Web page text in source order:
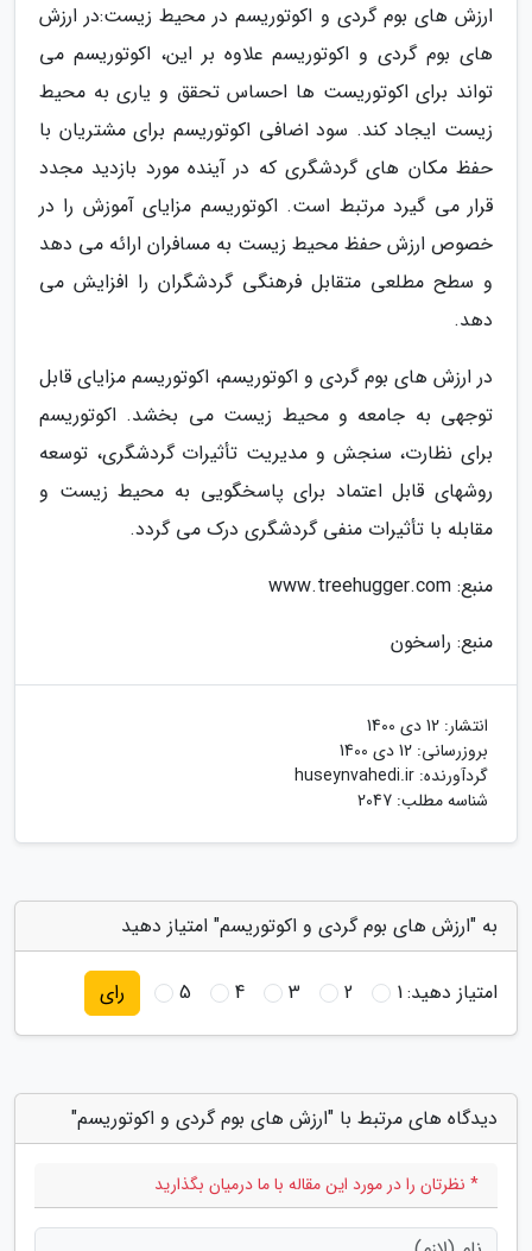
ارزش های بوم گردی و اکوتوریسم در محیط زیست:در ارزش
های بوم گردی و اکوتوریسم علاوه بر این، اکوتوریسم می
تواند برای اکوتوریست ها احساس تحقق و یاری به محیط
زیست ایجاد کند. سود اضافی اکوتوریسم برای مشتریان با
حفظ مکان های گردشگری که در آینده مورد بازدید مجدد
قرار می گیرد مرتبط است. اکوتوریسم مزایای آموزش را در
خصوص ارزش حفظ محیط زیست به مسافران ارائه می دهد
و سطح مطلعی متقابل فرهنگی گردشگران را افزایش می
دهد.
در ارزش های بوم گردی و اکوتوریسم، اکوتوریسم مزایای قابل
توجهی به جامعه و محیط زیست می بخشد. اکوتوریسم
برای نظارت، سنجش و مدیریت تأثیرات گردشگری، توسعه
روشهای قابل اعتماد برای پاسخگویی به محیط زیست و
مقابله با تأثیرات منفی گردشگری درک می گردد.
منبع: www.treehugger.com
منبع: راسخون
انتشار: 12 دی 1400
بروزرسانی: 12 دی 1400
گردآورنده: huseynvahedi.ir
شناسه مطلب: 2047
به "ارزش های بوم گردی و اکوتوریسم" امتیاز دهید
امتیاز دهید:1
2
3
4
5 رای
دیدگاه های مرتبط با "ارزش های بوم گردی و اکوتوریسم"
* نظرتان را در مورد این مقاله با ما درمیان بگذارید